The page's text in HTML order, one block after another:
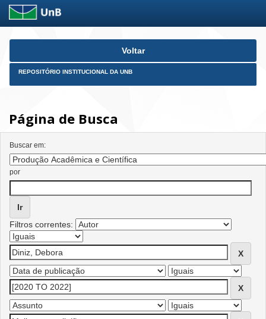
Skip
Voltar
REPOSITÓRIO INSTITUCIONAL DA UNB
Página de Busca
Buscar em:
por
Filtros correntes: